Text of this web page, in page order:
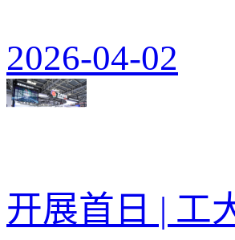
2026-04-02
开展首日 | 工